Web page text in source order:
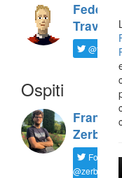
Federico
Travaini
@ftrava
Ospiti
Zerbinati
Follow
@zerbfra